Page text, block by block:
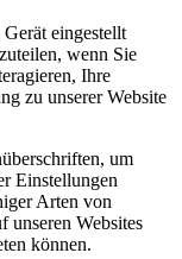
eingestellt
wenn Sie
Ihre
zu unserer Website
um
Einstellungen
Arten von
unseren Websites
können.